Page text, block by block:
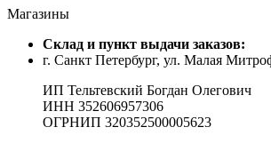
Магазины
Cклад и пункт выдачи заказов:
г. Санкт Петербург, ул. Малая
ИП Тельтевский Богдан Олегович
ИНН 352606957306
ОГРНИП 320352500005623